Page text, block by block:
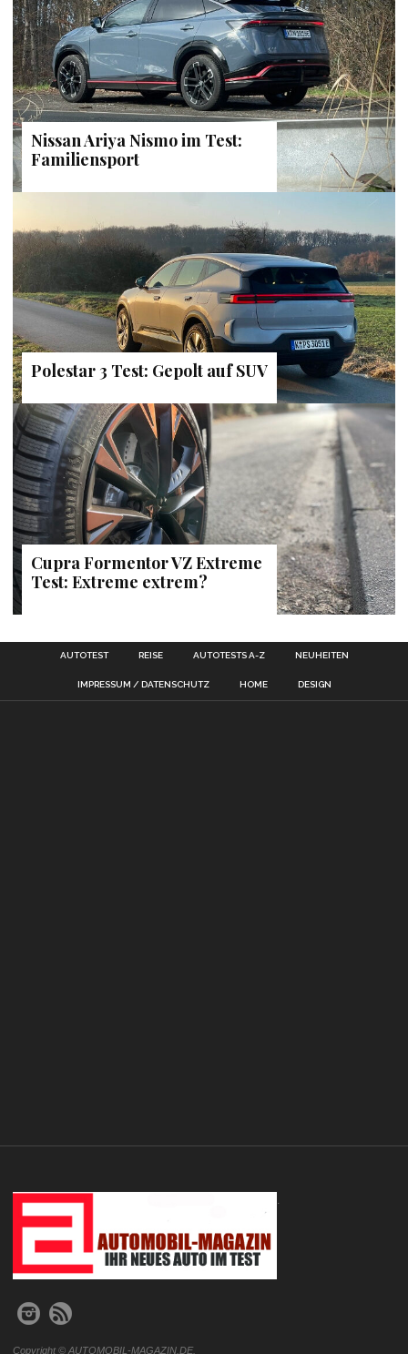
Nissan Ariya Nismo im Test:
Familiensport
Polestar 3 Test: Gepolt auf SUV
Cupra Formentor VZ Extreme
Test: Extreme extrem?
AUTOTEST REISE AUTOTESTS A-Z NEUHEITEN
IMPRESSUM / DATENSCHUTZ HOME DESIGN
.
Copyright © AUTOMOBIL-MAGAZIN.DE.